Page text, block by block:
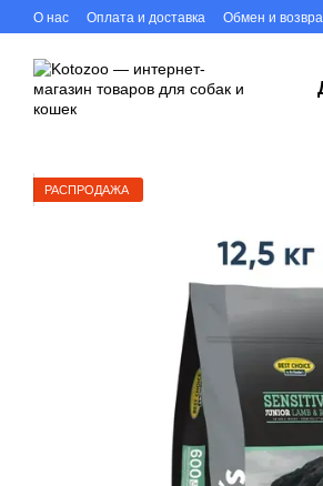
Перейти к основному контенту
О нас Оплата и доставка Обмен и
РАСПРОДАЖА